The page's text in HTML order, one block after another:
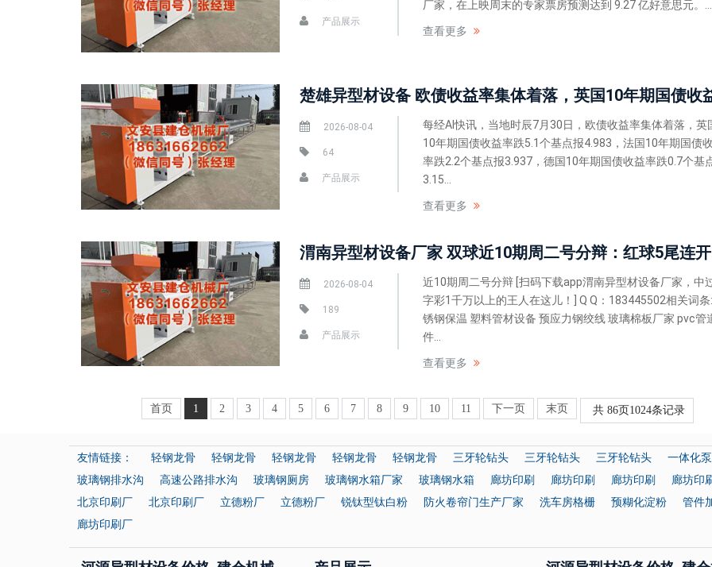
产品展示
厂家，在上映周末的专家票房预测达到 9.27 亿好意思元。...
查看更多
2026-08-04
64
产品展示
每经AI快讯，当地时辰7月30日，欧债收益率集体着落，英
10年期国债收益率跌5.1个基点报4.983，法国10年期国债
率跌2.2个基点报3.937，德国10年期国债收益率跌0.7个基
3.15...
查看更多
2026-08-04
189
产品展示
近10期周二号分辩 [扫码下载app渭南异型材设备厂家，中
字彩1千万以上的王人在这儿！] Q Q：183445502相关词条
锈钢保温 塑料管材设备 预应力钢绞线 玻璃棉板厂家 pvc管
件...
查看更多
首页 1 2 3 4 5 6 7 8 9 10 11 下一页 末页 共86页1024条记录
友情链接： 轻钢龙骨 轻钢龙骨 轻钢龙骨 轻钢龙骨 轻钢龙骨 三牙轮钻头 三牙轮钻头 三牙轮钻头 一体化
玻璃钢排水沟
高速公路排水沟 玻璃钢厕房 玻璃钢水箱厂家 玻璃钢水箱 廊坊印刷 廊坊印刷 廊坊印刷 廊坊印
北京印刷厂
北京印刷厂 立德粉厂 立德粉厂 锐钛型钛白粉 防火卷帘门生产厂家 洗车房格栅 预糊化淀粉 管件
廊坊印刷厂